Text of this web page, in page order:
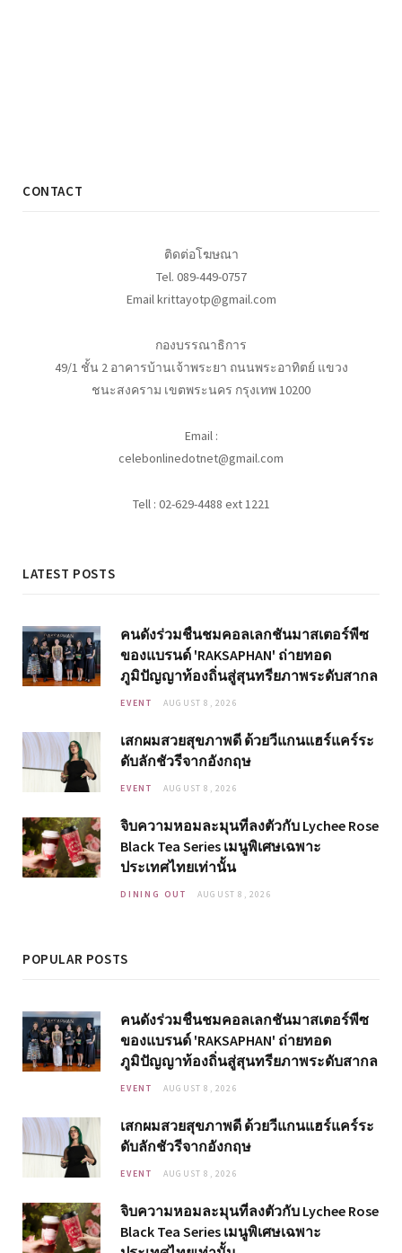
CONTACT
ติดต่อโฆษณา
Tel. 089-449-0757
Email krittayotp@gmail.com
กองบรรณาธิการ
49/1 ชั้น 2 อาคารบ้านเจ้าพระยา ถนนพระอาทิตย์ แขวง
ชนะสงคราม เขตพระนคร กรุงเทพ 10200
Email :
celebonlinedotnet@gmail.com
Tell : 02-629-4488 ext 1221
LATEST POSTS
คนดังร่วมชื่นชมคอลเลกชันมาสเตอร์พีซ
ของแบรนด์ 'RAKSAPHAN' ถ่ายทอด
ภูมิปัญญาท้องถิ่นสู่สุนทรียภาพระดับสากล
EVENT AUGUST 8, 2026
เสกผมสวยสุขภาพดี ด้วยวีแกนแฮร์แคร์ระ
ดับลักชัวรีจากอังกฤษ
EVENT AUGUST 8, 2026
จิบความหอมละมุนที่ลงตัวกับ Lychee Rose
Black Tea Series เมนูพิเศษเฉพาะ
ประเทศไทยเท่านั้น
DINING OUT AUGUST 8, 2026
POPULAR POSTS
คนดังร่วมชื่นชมคอลเลกชันมาสเตอร์พีซ
ของแบรนด์ 'RAKSAPHAN' ถ่ายทอด
ภูมิปัญญาท้องถิ่นสู่สุนทรียภาพระดับสากล
EVENT AUGUST 8, 2026
เสกผมสวยสุขภาพดี ด้วยวีแกนแฮร์แคร์ระ
ดับลักชัวรีจากอังกฤษ
EVENT AUGUST 8, 2026
จิบความหอมละมุนที่ลงตัวกับ Lychee Rose
Black Tea Series เมนูพิเศษเฉพาะ